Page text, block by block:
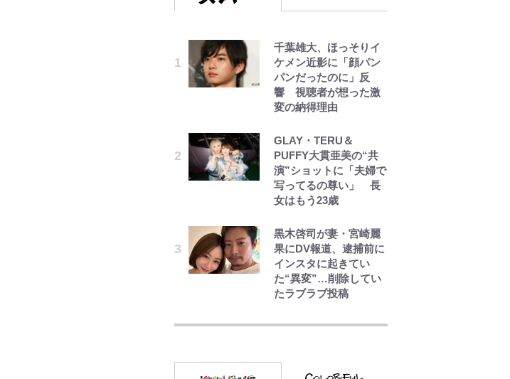
げる主力放出、柏リカ
ルドの下で新加入2人が
化ける！Jリーグに必要
な外国人選手は【Jリー
グ開幕｢初めての秋春
｢知念さんを煽ってたの
と同じ人？｣鹿島・鈴木
優磨、大逆転勝利後
の“超・優等生インタビ
とのギャップw｣｢礼儀
正しいイケメンやな」
千葉雄大、ほっそりイ
ケメン近影に「顔パン
パンだったのに」反
響 視聴者が想った激
変の納得理由
GLAY・TERU＆
PUFFY大貫亜美の“共
演”ショットに「夫婦で
写ってるの尊い」 長
女はもう23歳
黒木啓司が妻・宮崎麗
果にDV報道、逮捕前に
インスタに起きてい
た“異変”…削除してい
たラブラブ投稿
増えすぎたギアを棚卸